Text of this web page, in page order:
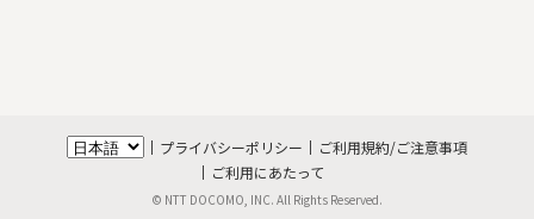
プライバシーポリシー
ご利用規約/ご注意事項
ご利用にあたって
© NTT DOCOMO, INC. All Rights Reserved.